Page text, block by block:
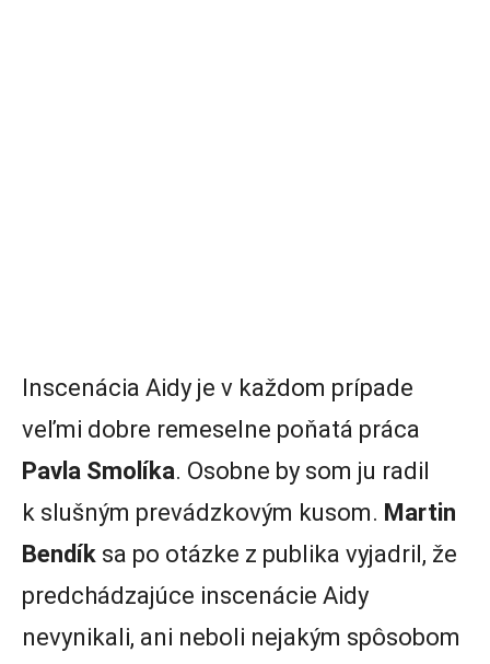
Inscenácia Aidy je v každom prípade
veľmi dobre remeselne poňatá práca
Pavla Smolíka. Osobne by som ju radil
k slušným prevádzkovým kusom. Martin
Bendík sa po otázke z publika vyjadril, že
predchádzajúce inscenácie Aidy
nevynikali, ani neboli nejakým spôsobom